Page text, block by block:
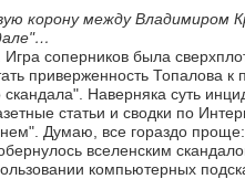
корону между Владимиром
Игра соперников была
приверженность Топалова к
Наверняка суть
статьи и сводки по
Думаю, все гораздо
вселенским
компьютерных